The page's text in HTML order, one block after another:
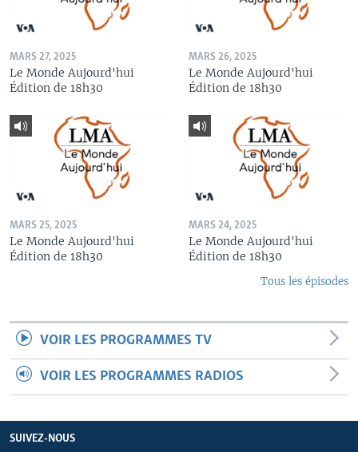
MARS 27, 2025
Le Monde Aujourd'hui
Édition de 18h30
MARS 26, 2025
Le Monde Aujourd'hui
Édition de 18h30
MARS 25, 2025
Le Monde Aujourd'hui
Édition de 18h30
MARS 24, 2025
Le Monde Aujourd'hui
Édition de 18h30
Tous les épisodes
VOIR LES PROGRAMMES TV
VOIR LES PROGRAMMES RADIOS
SUIVEZ-NOUS